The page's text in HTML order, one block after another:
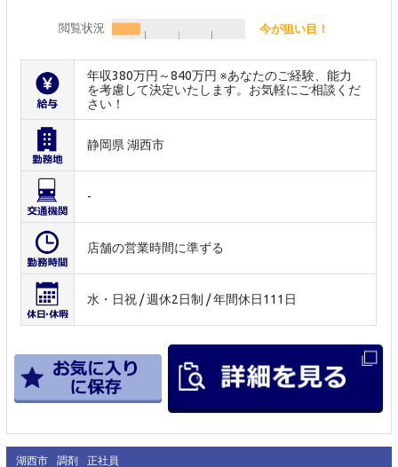
閲覧状況 今が狙い目！
年収380万円～840万円 ※あなたのご経験、能力
を考慮して決定いたします。お気軽にご相談くだ
さい！
静岡県 湖西市
-
店舗の営業時間に準ずる
水・日祝 / 週休2日制 / 年間休日111日
湖西市 調剤 正社員